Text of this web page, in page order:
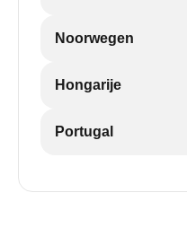
Noorwegen
Hongarije
Portugal